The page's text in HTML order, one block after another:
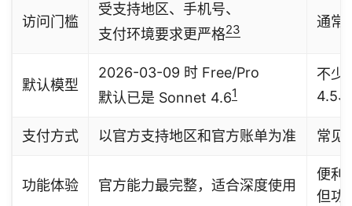
访问门槛
受支持地区、手机号、
支付环境要求更严格23 通常
默认模型
2026-03-09 时 Free/Pro
默认已是 Sonnet 4.61
不少
4.5
支付方式 以官方支持地区和官方账单为准 常见
功能体验 官方能力最完整，适合深度使用
便利
但功